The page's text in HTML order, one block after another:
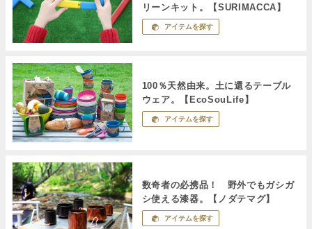
リーンキット。【SURIMACCA】
アイテムを探す
100％天然由来。土に還るテーブル
ウェア。【EcoSouLife】
アイテムを探す
数奇者の必携品！ 野外でもガシガ
シ使える漆器。【ノダテマグ】
アイテムを探す